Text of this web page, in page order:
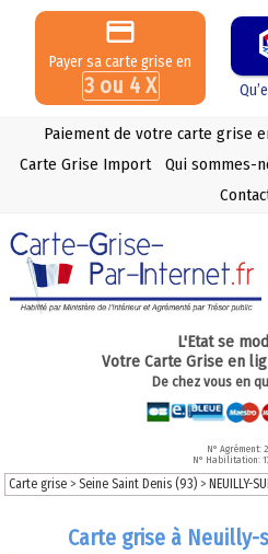
Payer sa carte grise en
3 ou 4 X
Paiement de votre carte grise
Carte Grise Import
Qui sommes-
L'Etat se
Votre Carte Grise en
De chez vous en
N° Agrément:
N° Habilitation:
Carte grise >Seine Saint Denis (93)> NEUILLY-
Carte grise à Neuilly-